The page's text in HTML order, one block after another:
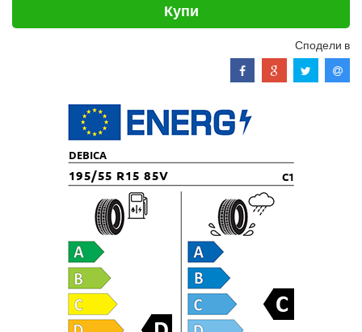
Купи
Сподели в
DEBICA
195/55 R15 85V C1